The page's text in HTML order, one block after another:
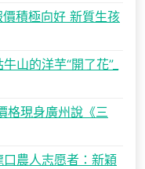
積極向好 新質生孩
山的洋芋“開了花”_
格現身廣州說《三
口農人志愿者：新穎